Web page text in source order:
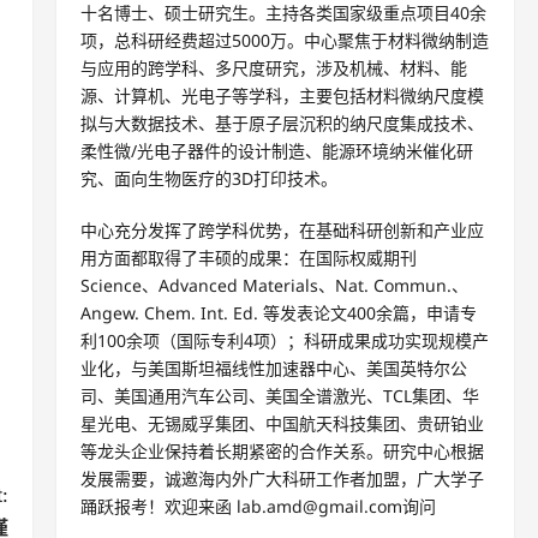
十名博士、硕士研究生。主持各类国家级重点项目40余
项，总科研经费超过5000万。中心聚焦于材料微纳制造
与应用的跨学科、多尺度研究，涉及机械、材料、能
源、计算机、光电子等学科，主要包括材料微纳尺度模
拟与大数据技术、基于原子层沉积的纳尺度集成技术、
柔性微/光电子器件的设计制造、能源环境纳米催化研
究、面向生物医疗的3D打印技术。
中心充分发挥了跨学科优势，在基础科研创新和产业应
用方面都取得了丰硕的成果：在国际权威期刊
Science、Advanced Materials、Nat. Commun.、
Angew. Chem. Int. Ed. 等发表论文400余篇，申请专
利100余项（国际专利4项）；科研成果成功实现规模产
业化，与美国斯坦福线性加速器中心、美国英特尔公
司、美国通用汽车公司、美国全谱激光、TCL集团、华
星光电、无锡威孚集团、中国航天科技集团、贵研铂业
等龙头企业保持着长期紧密的合作关系。研究中心根据
发展需要，诚邀海内外广大科研工作者加盟，广大学子
踊跃报考！欢迎来函 lab.amd@gmail.com询问